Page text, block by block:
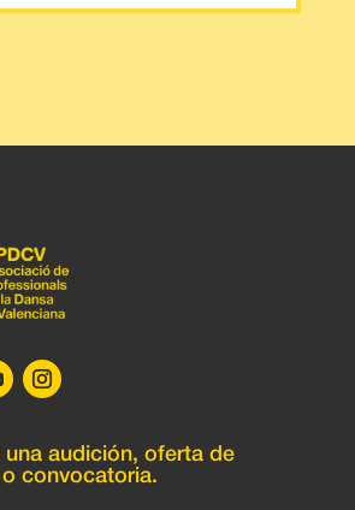
una audición, oferta de
convocatoria.